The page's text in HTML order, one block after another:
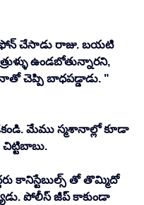
ఫోన్ చేసాడు రాజు. బయటి
ఉండబోతున్నారని,
చెప్పి బాధపడ్డాడు. "
మేము స్మశానాల్లో కూడా
కానిస్టేబుల్స్ తో తొమ్మిదో
పోలీస్ జీప్ కాకుండా